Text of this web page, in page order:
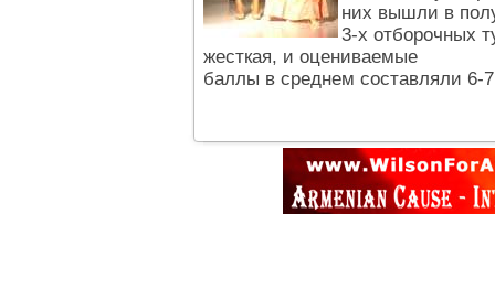
них вышли в
3-х отборочных
жесткая, и оцениваемые
баллы в среднем составляли 6-